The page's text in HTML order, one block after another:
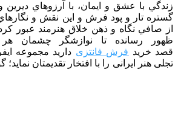
زندگي با عشق و ايمان، با آرزوهاي ديرين و
گستره تار و پود فرش و اين نقش و
از صافي نگاه و ذهن خلاق هنرمند عبور
ظهور رسانده تا نوازشگر چشمان هر
قصد خرید فرش فانتزی دارید مجموعه
تجلی هنر ایرانی را با افتخار تقدیمتان نماید؛